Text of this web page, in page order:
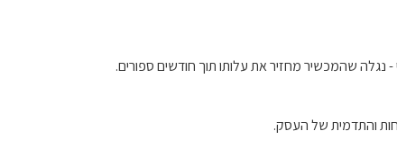
נגלה שהמכשיר מחזיר את עלותו תוך חודשים ספורים.
והתדמית של העסק.